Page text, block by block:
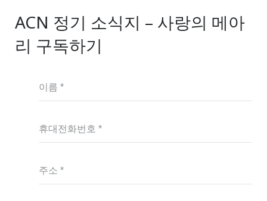
ACN 정기 소식지 – 사랑의 메아
리 구독하기
이름 *
휴대전화번호 *
주소 *